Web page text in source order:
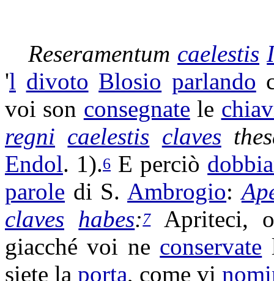
Reseramentum caelestis
'l divoto Blosio parlando
voi son consegnate le
regni caelestis claves
Endol. 1).6 E perciò
parole di S. Ambrogio:
claves habes:7 Apriteci,
giacché voi ne conservate
siete la porta, come vi